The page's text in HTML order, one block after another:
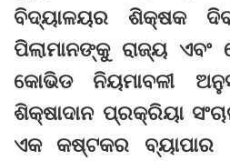
ବିଦ୍ୟାଳୟର ଶିକ୍ଷକ
ପିଲାମାନଙ୍କୁ ରାଜ୍ୟ
କୋଭିଡ ନିୟମାବଳୀ
ଶିକ୍ଷାଦାନ ପ୍ରକ୍ରିୟା
ଏକ କଷ୍ଟକର